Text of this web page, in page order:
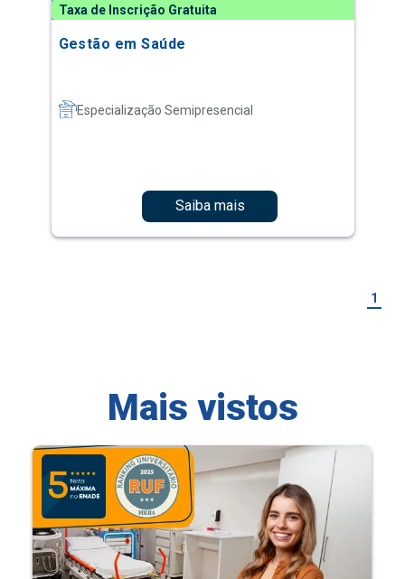
Taxa de Inscrição Gratuita
Gestão em Saúde
Especialização Semipresencial
Saiba mais
1
Mais vistos